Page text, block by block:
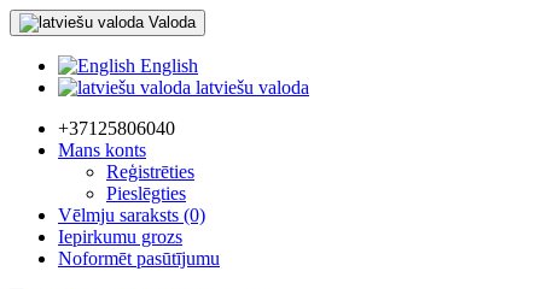
Valoda
English
latviešu valoda
+37125806040
Mans konts
Reģistrēties
Pieslēgties
Vēlmju saraksts (0)
Iepirkumu grozs
Noformēt pasūtījumu